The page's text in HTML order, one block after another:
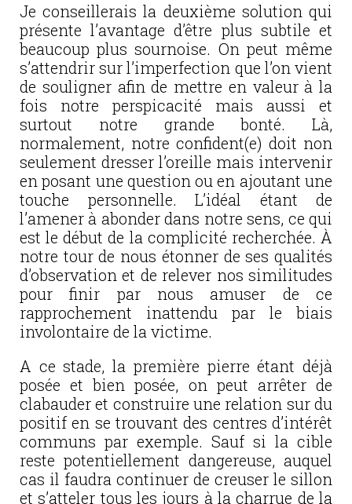
Je conseillerais la deuxième solution qui
présente l’avantage d’être plus subtile et
beaucoup plus sournoise. On peut même
s’attendrir sur l’imperfection que l’on vient
de souligner afin de mettre en valeur à la
fois notre perspicacité mais aussi et
surtout notre grande bonté. Là,
normalement, notre confident(e) doit non
seulement dresser l’oreille mais intervenir
en posant une question ou en ajoutant une
touche personnelle. L’idéal étant de
l’amener à abonder dans notre sens, ce qui
est le début de la complicité recherchée. À
notre tour de nous étonner de ses qualités
d’observation et de relever nos similitudes
pour finir par nous amuser de ce
rapprochement inattendu par le biais
involontaire de la victime.
A ce stade, la première pierre étant déjà
posée et bien posée, on peut arrêter de
clabauder et construire une relation sur du
positif en se trouvant des centres d’intérêt
communs par exemple. Sauf si la cible
reste potentiellement dangereuse, auquel
cas il faudra continuer de creuser le sillon
et s’atteler tous les jours à la charrue de la